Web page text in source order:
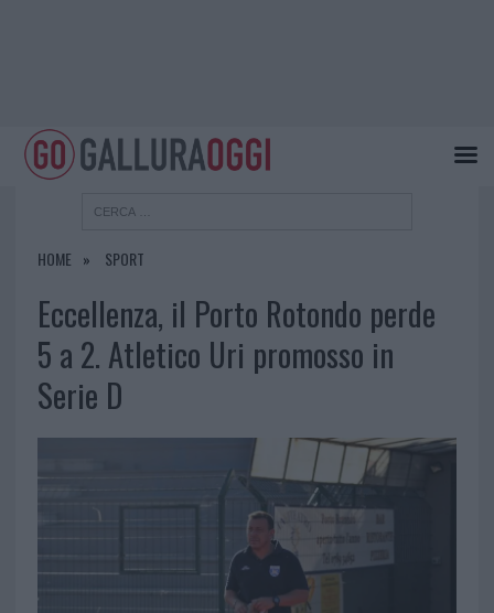
HOME SPORT
Eccellenza, il Porto Rotondo perde
5 a 2. Atletico Uri promosso in
Serie D